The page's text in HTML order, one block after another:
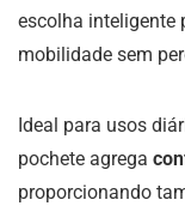
escolha inteligente
mobilidade sem
Ideal para usos
pochete agrega
proporcionando